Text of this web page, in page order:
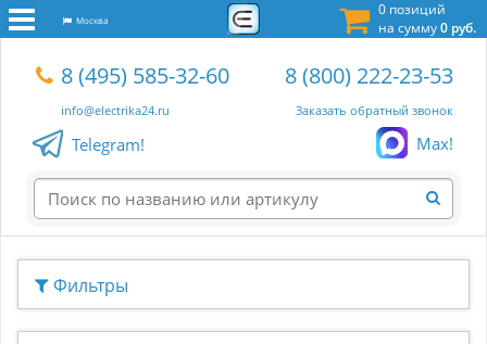
0 позиций
на сумму0 руб.
Москва
8 (495) 585-32-60
info@electrika24.ru
8 (800) 222-23-53
Заказать обратный звонок
Telegram! Max!
Фильтры